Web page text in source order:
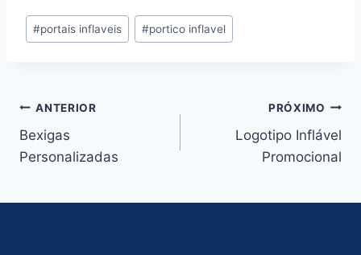
Tags
do
#portais inflaveis #portico inflavel
Navegação
de
ANTERIOR
Bexigas
Personalizadas
PRÓXIMO
Logotipo Inflável
Promocional